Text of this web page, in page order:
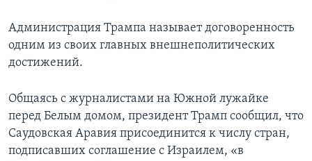
Администрация Трампа называет договоренность
одним из своих главных внешнеполитических
достижений.
Общаясь с журналистами на Южной лужайке
перед Белым домом, президент Трамп сообщил, что
Саудовская Аравия присоединится к числу стран,
подписавших соглашение с Израилем, «в